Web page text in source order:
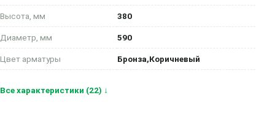
Высота, мм 380
Диаметр, мм 590
Цвет арматуры Бронза,Коричневый
Все характеристики (22) ↓